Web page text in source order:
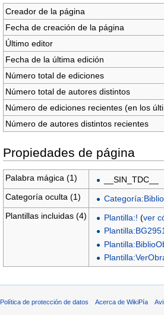
Creador de la página
Fecha de creación de la página
Último editor
Fecha de la última edición
Número total de ediciones
Número total de autores distintos
Número de ediciones recientes (en los
Número de autores distintos recientes
Propiedades de página
Palabra mágica (1)
__SIN_TDC__
Categoría oculta (1)
Plantillas incluidas (4)
Plantilla:! (ver
Política de protección de datos Acerca de WikiPía